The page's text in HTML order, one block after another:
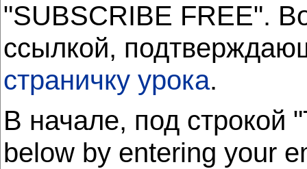
"SUBSCRIBE FREE".
ссылкой,
страничку урока.
В начале, под строкой
below by entering your